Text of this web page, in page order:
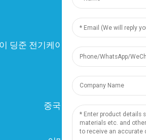
딩준 전기케이블 유한회사. 모든 권
-사이트맵-
중국 상하이 난샹진 창샹
전화: +86